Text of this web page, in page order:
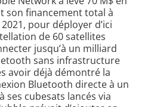
son financement total à
pour déployer d’ici
de 60 satellites
jusqu’à un milliard
sans infrastructure
avoir déjà démontré la
Bluetooth directe à un
ses cubesats lancés via